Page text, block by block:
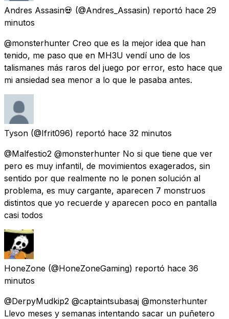
Andres Assasin💀 (@Andres_Assasin) reportó hace 29
minutos
@monsterhunter Creo que es la mejor idea que han
tenido, me paso que en MH3U vendí uno de los
talismanes más raros del juego por error, esto hace que
mi ansiedad sea menor a lo que le pasaba antes.
Tyson (@Ifrit096) reportó hace 32 minutos
@Malfestio2 @monsterhunter No si que tiene que ver
pero es muy infantil, de movimientos exagerados, sin
sentido por que realmente no le ponen solución al
problema, es muy cargante, aparecen 7 monstruos
distintos que yo recuerde y aparecen poco en pantalla
casi todos
HoneZone (@HoneZoneGaming) reportó hace 36
minutos
@DerpyMudkip2 @captaintsubasaj @monsterhunter
Llevo meses y semanas intentando sacar un puñetero